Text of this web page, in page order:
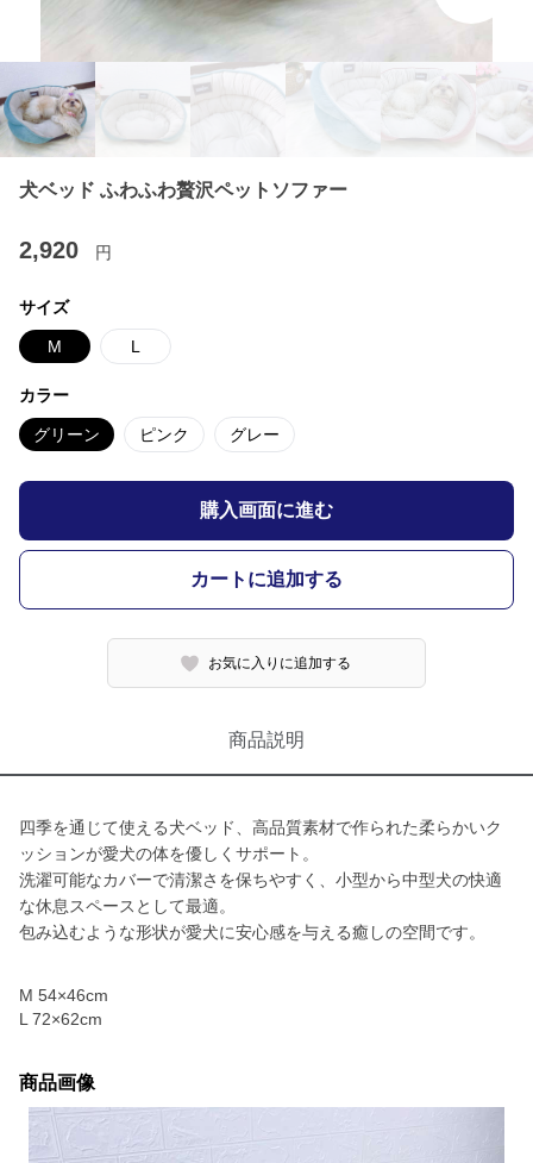
犬ベッド ふわふわ贅沢ペットソファー
2,920 円
サイズ
M L
カラー
グリーン ピンク グレー
購入画面に進む
カートに追加する
お気に入りに追加する
商品説明
四季を通じて使える犬ベッド、高品質素材で作られた柔らかいク
ッションが愛犬の体を優しくサポート。
洗濯可能なカバーで清潔さを保ちやすく、小型から中型犬の快適
な休息スペースとして最適。
包み込むような形状が愛犬に安心感を与える癒しの空間です。
M 54×46cm
L 72×62cm
商品画像